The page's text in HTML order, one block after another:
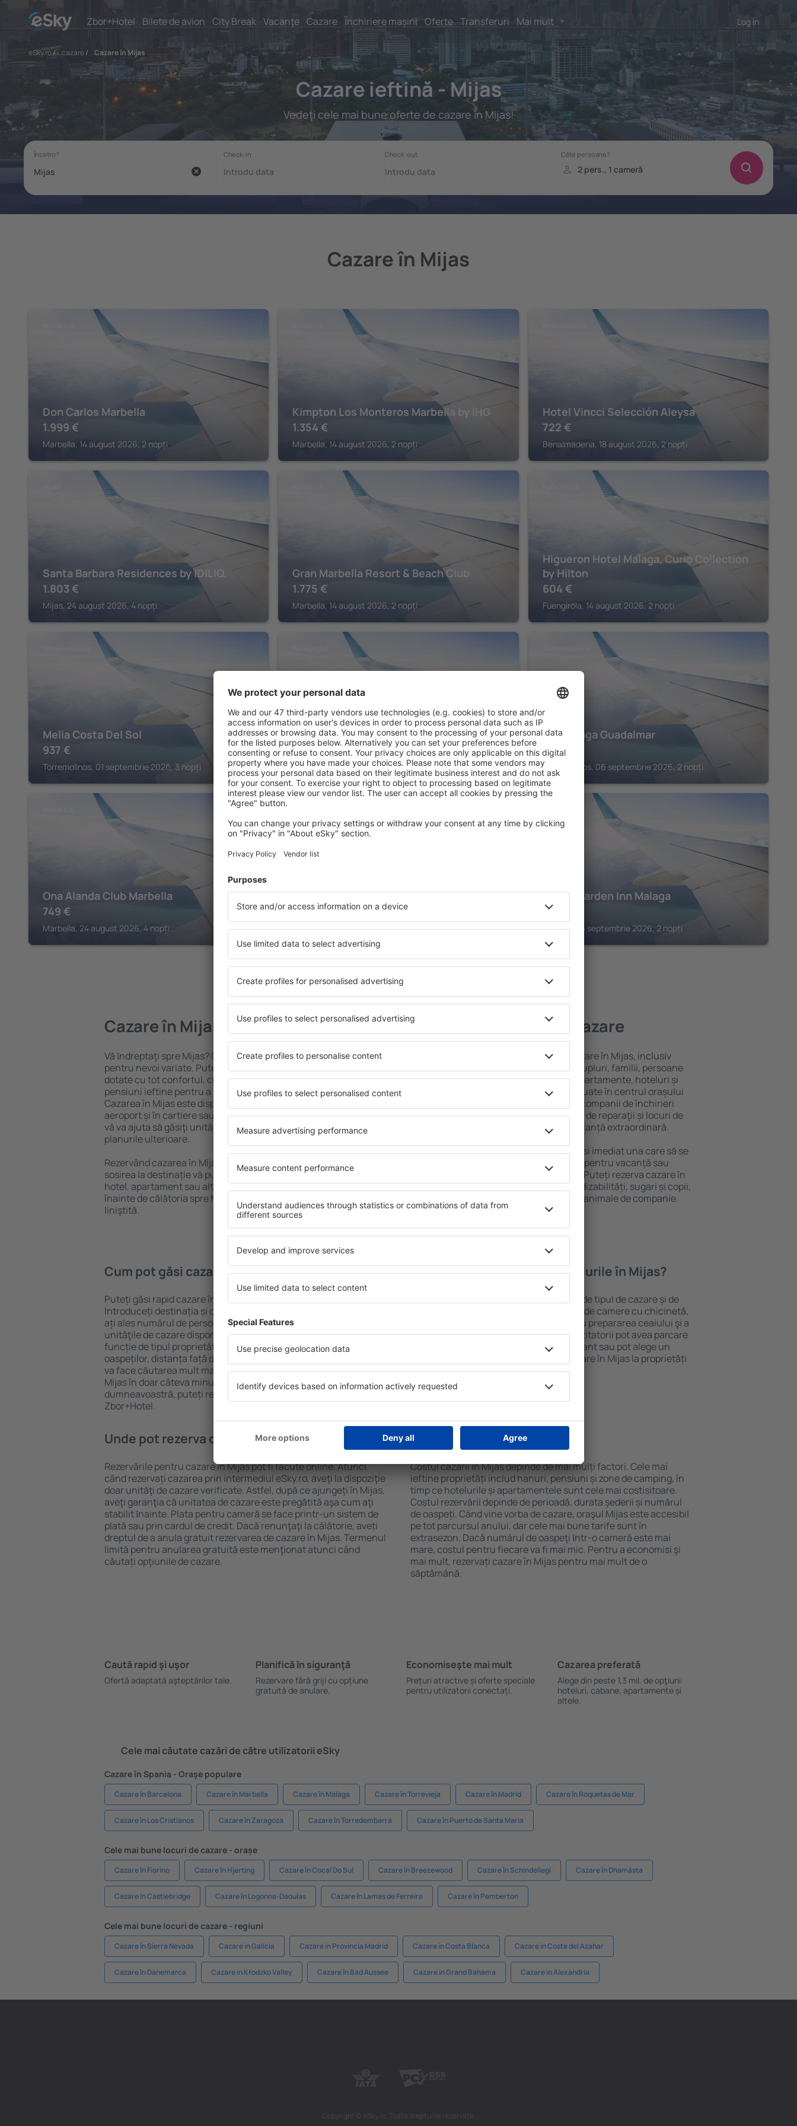
Zbor+Hotel Bilete de avion City Break Vacanţe Cazare Închiriere mașini Oferte Transferuri Mai mult Log in
eSky.ro/ cazare/ Cazare în Mijas
Cazare ieftină - Mijas
Vedeţi cele mai bune oferte de cazare în Mijas!
Cazare în Mijas
Don Carlos Marbella
1.999 €
Marbella, 14 august 2026, 2 nopți
Kimpton Los Monteros Marbella by IHG
1.354 €
Marbella, 14 august 2026, 2 nopți
Hotel Vincci Selección Aleysa
722 €
Benalmadena, 18 august 2026, 2 nopți
Santa Barbara Residences by IDILIQ.
1.803 €
Mijas, 24 august 2026, 4 nopți
Gran Marbella Resort & Beach Club
1.775 €
Marbella, 14 august 2026, 2 nopți
Higueron Hotel Malaga, Curio Collection
by Hilton
604 €
Fuengirola, 14 august 2026, 2 nopți
Melia Costa Del Sol
937 €
Torremolinos, 01 septembrie 2026, 3 nopți
Hotel IPV Palace & Spa
5.576€
Fuengirola, 14 august 2026, 2 nopți
Sol Malaga Guadalmar
516€
Torremolinos, 06 septembrie 2026, 2 nopți
Ona Alanda Club Marbella
749 €
Marbella, 24 august 2026, 4 nopți
Parador de Málaga Golf
584€
Torremolinos, 27 august 2026, 4 nopți
Hilton Garden Inn Malaga
319
Malaga, 06 septembrie 2026, 2 nopți
Vedeţi mai multe oferte în Mijas
Cazare în Mijas
Vă ȋndreptaţi spre Mijas? Găsiți cazare pentru fiecare buget şi
pentru nevoi variate. Puteți beneficia de proprietăți spațioase,
dotate cu tot confortul, cu numeroase facilități, precum și de
pensiuni ieftine pentru a sta câteva zile în timpul unui city break.
Cazarea în Mijas este disponibilă în centrul orașului, lângă
aeroport și în cartiere sau regiuni mai puțin populare. Acest lucru
vă va ajuta să găsiţi unităţi de cazare în funcție de nevoi și de
planurile ulterioare.
Rezervând cazarea în Mijas mai devreme, aveți garanţia că după
sosirea la destinație vă puteţi relaxa, fără a fi nevoie să căutaţi un
hotel, apartament sau altă unitate de cazare. Rezervaţi cazarea
înainte de călătoria spre Mijas și vă veţi bucura de o călătorie
liniştită.
Mijas – cea mai bună cazare
Puteți alege dintr-o ofertă variată de cazare în Mijas, inclusiv
proprietăți pentru o singură persoană, cupluri, familii, persoane
ȋn vârstă și grupuri. Oaspeţii pot sta în apartamente, hoteluri și
pensiuni care oferă intimitate și sunt situate în centrul orașului
Mijas. Facilitățile din apropiere, inclusiv companii de închirieri
auto, transport public, magazine, centre de reparaţii și locuri de
relaxare sau distracţie, garantează o vacanță extraordinară.
Dacă doriţi cazare de lux în Mijas, veţi găsi imediat una care să se
potrivească. Veți găsi tot ce aveți nevoie pentru vacanță sau
călătoria de afaceri la destinația aleasă. Puteți rezerva cazare în
Mijas cu facilități pentru persoanele cu dizabilități, sugari și copii,
precum și pentru cei care călătoresc cu animale de companie.
Cum pot găsi cazare în Mijas?
Puteți găsi rapid cazare în Mijas folosind un motor de căutare.
Introduceți destinația și datele de check-in și check-out. După ce
ați ales numărul de persoane, motorul de căutare va afișa
unităţile de cazare disponibile în Mijas. Filtrarea rezultatelor în
funcție de tipul proprietăţii, numărul de stele, evaluările
oaspeților, distanța față de centru și opțiunea de anulare gratuită
va face căutarea mult mai ușoară. Astfel veți putea găsi cazare în
Mijas în doar câteva minute. În funcție de nevoile
dumneavoastră, puteți rezerva doar cazare sau un pachet
Zbor+Hotel.
Ce fel de facilităţi oferă hotelurile în Mijas?
Facilitățile proprietăţilor în Mijas depind de tipul de cazare și de
numărul de stele. Oaspeții pot beneficia de camere cu chicinetă,
balcon, aer condiționat, ustensile pentru prepararea ceaiului şi a
cafelei, prosoape și acces la internet. Vizitatorii pot avea parcare
gratuită, pot comanda o masă la restaurant sau pot alege un
hotel cu piscină. În plus, pot rezerva cazare în Mijas la proprietăți
care oferă transport de la aeroport.
Unde pot rezerva cazare în Mijas?
Rezervările pentru cazare în Mijas pot fi făcute online. Atunci
când rezervați cazarea prin intermediul eSky.ro, aveţi la dispoziţie
doar unităţi de cazare verificate. Astfel, după ce ajungeți în Mijas,
aveţi garanţia că unitatea de cazare este pregătită aşa cum aţi
stabilit ȋnainte. Plata pentru cameră se face printr-un sistem de
plată sau prin cardul de credit. Dacă renunţaţi la călătorie, aveți
dreptul de a anula gratuit rezervarea de cazare în Mijas. Termenul
limită pentru anularea gratuită este menţionat atunci când
căutați opţiunile de cazare.
Cât costă cazarea în Mijas?
Costul cazării în Mijas depinde de mai mulți factori. Cele mai
ieftine proprietăți includ hanuri, pensiuni și zone de camping, în
timp ce hotelurile și apartamentele sunt cele mai costisitoare.
Costul rezervării depinde de perioadă, durata șederii și numărul
de oaspeți. Când vine vorba de cazare, oraşul Mijas este accesibil
pe tot parcursul anului, dar cele mai bune tarife sunt în
extrasezon. Dacă numărul de oaspeţi ȋntr-o cameră este mai
mare, costul pentru fiecare va fi mai mic. Pentru a economisi şi
mai mult, rezervați cazare în Mijas pentru mai mult de o
săptămână.
Caută rapid şi uşor
Ofertă adaptată aşteptărilor tale.
Planifică ȋn siguranţă
Rezervare fără griji cu opțiune
gratuită de anulare.
Economiseşte mai mult
Prețuri atractive și oferte speciale
pentru utilizatorii conectați.
Cazarea preferată
Alege din peste 1,3 mil. de opţiuni:
hoteluri, cabane, apartamente și
altele.
Cele mai căutate cazări de către utilizatorii eSky
Cazare în Spania - Orașe populare
Cazare în Barcelona Cazare în Marbella Cazare în Malaga Cazare în Torrevieja Cazare în Madrid Cazare în Roquetas de Mar
Cazare în Los Cristianos Cazare în Zaragoza Cazare în Torredembarra Cazare în Puerto de Santa Maria
Cele mai bune locuri de cazare - orașe
Cazare în Fiorino Cazare în Hjerting Cazare în Cocal Do Sul Cazare în Breezewood Cazare în Schindellegi Cazare în Dhamásta
Cazare în Castlebridge Cazare în Logonna-Daoulas Cazare în Lamas de Ferreira Cazare în Pemberton
Cele mai bune locuri de cazare - regiuni
Cazare în Sierra Nevada Cazare in Galicia Cazare in Provincia Madrid Cazare in Costa Blanca Cazare in Costa del Azahar
Cazare în Danemarca Cazare in Kłodzko Valley Cazare în Bad Aussee Cazare in Grand Bahama Cazare in Alexandria
Copyright © eSky.ro. Toate drepturile rezervate.